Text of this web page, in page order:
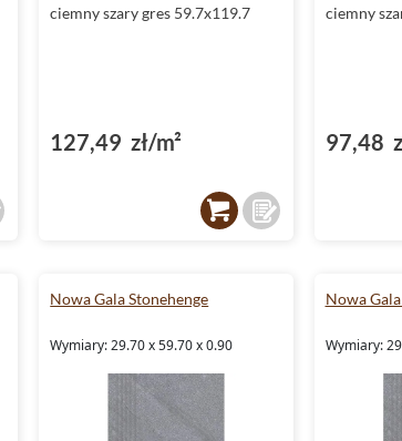
ciemny szary gres 59.7x119.7
127,49 zł/m²
ciemny
97,48
Nowa Gala Stonehenge
Wymiary: 29.70 x 59.70 x 0.90
Nowa
Wymiary: